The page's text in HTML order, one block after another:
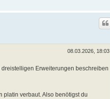
08.03.2026, 18:03
Erweiterungen beschreiben
platin verbaut. Also benötigst du